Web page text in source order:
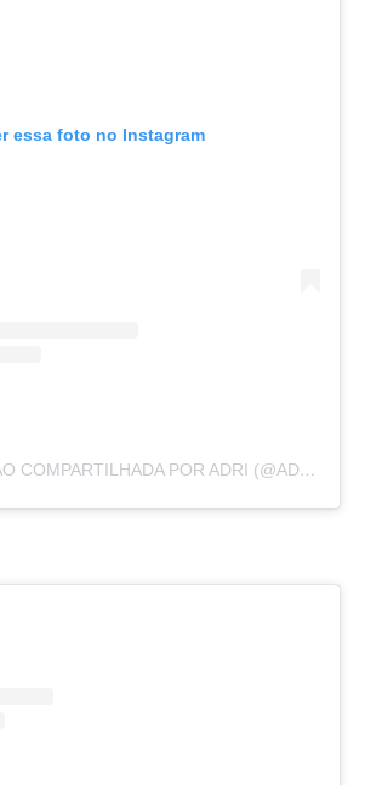
essa foto no Instagram
UMA PUBLICAÇÃO COMPARTILHADA POR ADRI (@ADRIRACHELLE)